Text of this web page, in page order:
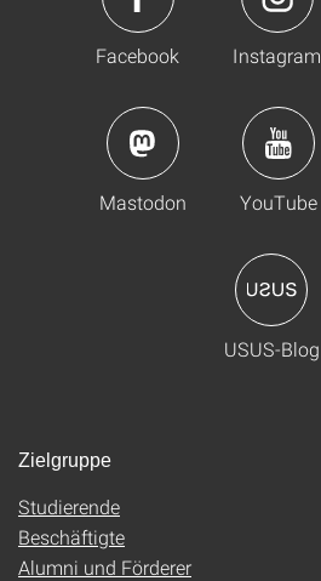
Facebook Instagram
Mastodon YouTube
USUS-Blog
Zielgruppe
Studierende
Beschäftigte
Alumni und Förderer